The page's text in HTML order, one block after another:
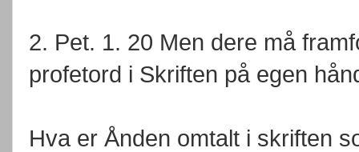
2. Pet. 1. 20 Men dere må
profetord i Skriften på egen
Hva er Ånden omtalt i skriften